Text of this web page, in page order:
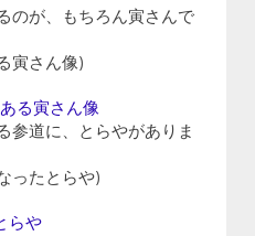
のが、もちろん寅さんで
寅さん像)
参道に、とらやがありま
ったとらや)